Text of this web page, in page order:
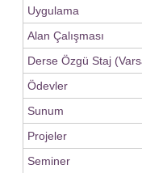
Uygulama
Alan Çalışması
Derse Özgü Staj
Ödevler
Sunum
Projeler
Seminer